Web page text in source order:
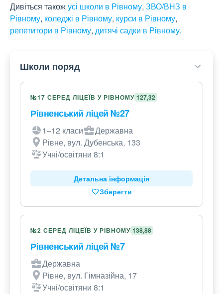
Дивіться такожусі школи в Рівному, ЗВО/ВНЗ в
Рівному, коледжі в Рівному, курси в Рівному,
репетитори в Рівному, дитячі садки в Рівному.
Школи поряд
№17 СЕРЕД ЛІЦЕЇВ У РІВНОМУ 127,32
Рівненський ліцей №27
1–12 класи
Державна
Рівне, вул. Дубенська, 133
Учні/освітяни 8:1
Детальна інформація
Зберегти
№2 СЕРЕД ЛІЦЕЇВ У РІВНОМУ 138,88
Рівненський ліцей №7
Державна
Рівне, вул. Гімназійна, 17
Учні/освітяни 8:1